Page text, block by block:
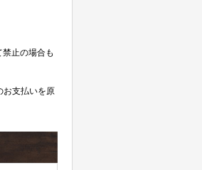
止の場合も
お支払いを原